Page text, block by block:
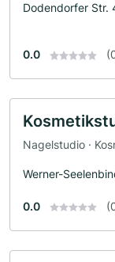
Dodendorfer Str.
0.0
Nagelstudio ·
Werner-
0.0